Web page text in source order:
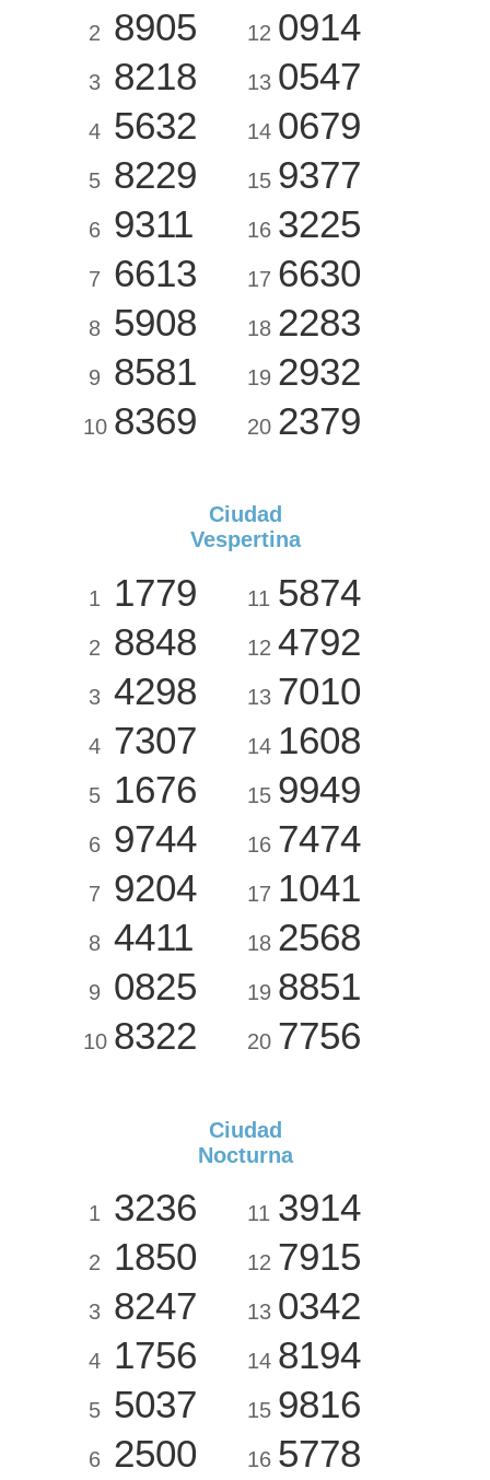
2 8905
3 8218
4 5632
5 8229
6 9311
7 6613
8 5908
9 8581
10 8369
12 0914
13 0547
14 0679
15 9377
16 3225
17 6630
18 2283
19 2932
20 2379
Ciudad
Vespertina
1 1779
2 8848
3 4298
4 7307
5 1676
6 9744
7 9204
8 4411
9 0825
10 8322
11 5874
12 4792
13 7010
14 1608
15 9949
16 7474
17 1041
18 2568
19 8851
20 7756
Ciudad
Nocturna
1 3236
2 1850
3 8247
4 1756
5 5037
6 2500
11 3914
12 7915
13 0342
14 8194
15 9816
16 5778